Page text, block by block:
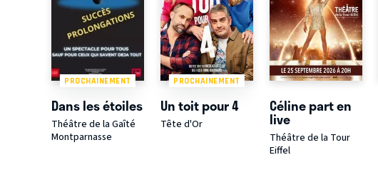
PROCHAINEMENT
Dans les étoiles
Théâtre de la Gaîté
Montparnasse
PROCHAINEMENT
Un toit pour 4
Tête d'Or
Céline part en
live
Théâtre de la Tour
Eiffel